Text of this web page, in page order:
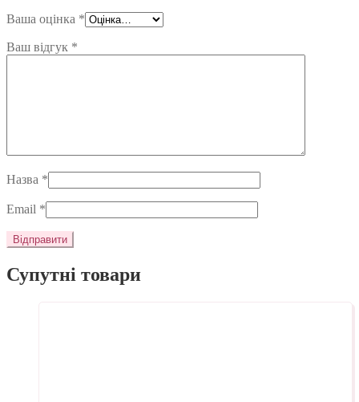
Ваша оцінка *
Ваш відгук *
Назва *
Email *
Супутні товари